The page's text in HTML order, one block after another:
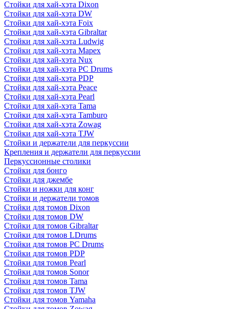
Стойки для хай-хэта Dixon
Стойки для хай-хэта DW
Стойки для хай-хэта Foix
Стойки для хай-хэта Gibraltar
Стойки для хай-хэта Ludwig
Стойки для хай-хэта Mapex
Стойки для хай-хэта Nux
Стойки для хай-хэта PC Drums
Стойки для хай-хэта PDP
Стойки для хай-хэта Peace
Стойки для хай-хэта Pearl
Стойки для хай-хэта Tama
Стойки для хай-хэта Tamburo
Стойки для хай-хэта Zowag
Стойки для хай-хэта TJW
Стойки и держатели для перкуссии
Крепления и держатели для перкуссии
Перкуссионные столики
Стойки для бонго
Стойки для джембе
Стойки и ножки для конг
Стойки и держатели томов
Стойки для томов Dixon
Стойки для томов DW
Стойки для томов Gibraltar
Стойки для томов LDrums
Стойки для томов PC Drums
Стойки для томов PDP
Стойки для томов Pearl
Стойки для томов Sonor
Стойки для томов Tama
Стойки для томов TJW
Стойки для томов Yamaha